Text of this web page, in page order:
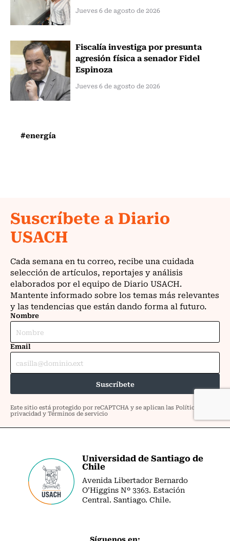
Jueves 6 de agosto de 2026
Fiscalía investiga por presunta
agresión física a senador Fidel
Espinoza
Jueves 6 de agosto de 2026
#energía
Universidad de Santiago de
Chile
Avenida Libertador Bernardo
O’Higgins Nº 3363. Estación
Central. Santiago. Chile.